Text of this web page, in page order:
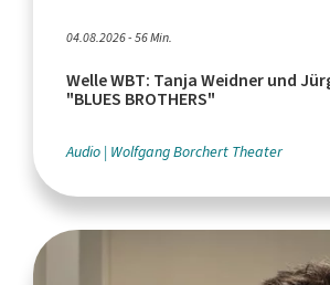
04.08.2026 - 56 Min.
Welle WBT: Tanja Weidner und
"BLUES BROTHERS"
Audio Wolfgang Borchert Theater